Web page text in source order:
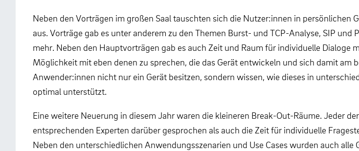
Neben den Vorträgen im großen Saal tauschten sich die Nutzer:innen in
aus. Vorträge gab es unter anderem zu den Themen Burst- und TCP-Analyse, SIP
mehr. Neben den Hauptvorträgen gab es auch Zeit und Raum für individuelle
Möglichkeit mit eben denen zu sprechen, die das Gerät entwickeln und sich damit am
Anwender:innen nicht nur ein Gerät besitzen, sondern wissen, wie dieses in
optimal unterstützt.
Eine weitere Neuerung in diesem Jahr waren die kleineren Break-Out-Räume. Jeder
entsprechenden Experten darüber gesprochen als auch die Zeit für individuelle
Neben den unterschiedlichen Anwendungsszenarien und Use Cases wurden auch